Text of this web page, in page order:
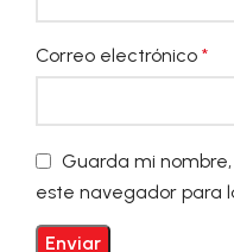
Correo electrónico *
Guarda mi
este navegador para